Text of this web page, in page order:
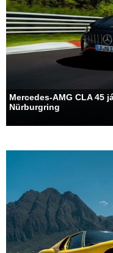
Mercedes-AMG CLA 45
Nürburgring